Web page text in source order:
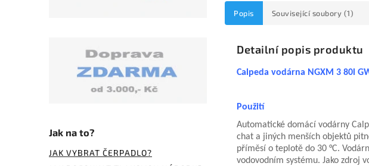
Jak na to?
JAK VYBRAT ČERPADLO?
Popis Související soubory (1)
Detailní popis produktu
Calpeda vodárna NGXM 3 80l
Použití
Automatické domácí vodárny
chat a jiných menších objektů
příměsí o teplotě do 30 °C.
vodovodním systému. Jako zdroj